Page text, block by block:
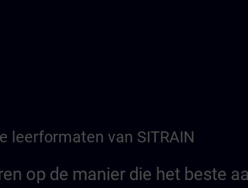
leerformaten van SITRAIN
op de manier die het beste